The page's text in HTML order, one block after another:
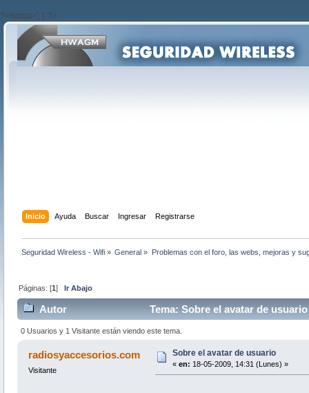
?>/script>'; } ?>
Inicio Ayuda Buscar Ingresar Registrarse
Seguridad Wireless - Wifi » General » Problemas con el foro, las webs, mejoras y
Páginas: [1]Ir Abajo
Autor Tema: Sobre el avatar de
0 Usuarios y 1 Visitante están viendo este tema.
radiosyaccesorios.com
Visitante
Sobre el avatar de usuario
« en: 18-05-2009, 14:31 (Lunes) »